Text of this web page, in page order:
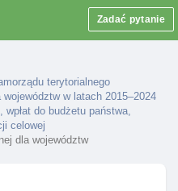
Zadać pytanie
terytorialnego
w latach 2015–2024
do budżetu państwa,
celowej
dla województw
jednostek
wpłat przez jednostki
częśCI
lub regionalnej